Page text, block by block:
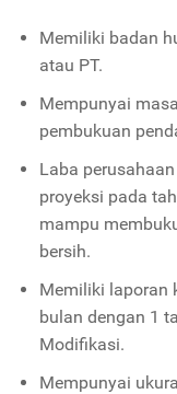
Memiliki badan
atau PT.
Mempunyai
pembukuan
Laba
proyeksi pada
mampu
bersih.
Memiliki laporan
bulan dengan 1
Modifikasi.
Mempunyai